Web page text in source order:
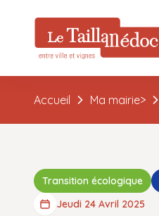
Accueil Ma mairie>
Transition écologique
Jeudi 24 Avril 2025